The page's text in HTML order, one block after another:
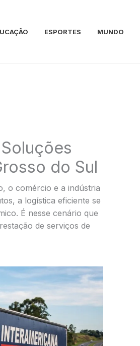
ESPORTES MUNDO
do Sul
o comércio e a indústria
a logística eficiente se
É nesse cenário que
de serviços de